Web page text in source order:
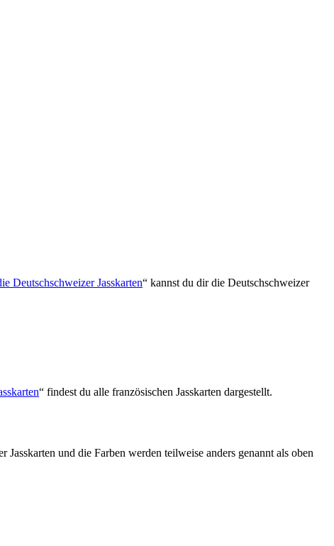
Deutschschweizer Jasskarten“ kannst du dir die Deutschschweizer
“ findest du alle französischen Jasskarten dargestellt.
und die Farben werden teilweise anders genannt als oben